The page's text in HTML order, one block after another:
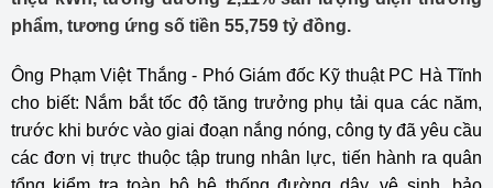
phẩm, tương ứng số tiền 55,759 tỷ đồng.
Ông Phạm Việt Thắng - Phó Giám đốc Kỹ thuật PC Hà Tĩnh
cho biết: Nắm bắt tốc độ tăng trưởng phụ tải qua các năm,
trước khi bước vào giai đoạn nắng nóng, công ty đã yêu cầu
các đơn vị trực thuộc tập trung nhân lực, tiến hành ra quân